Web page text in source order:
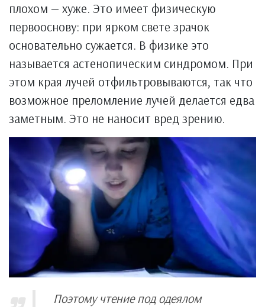
плохом — хуже. Это имеет физическую
первооснову: при ярком свете зрачок
основательно сужается. В физике это
называется астенопическим синдромом. При
этом края лучей отфильтровываются, так что
возможное преломление лучей делается едва
заметным. Это не наносит вред зрению.
Поэтому чтение под одеялом